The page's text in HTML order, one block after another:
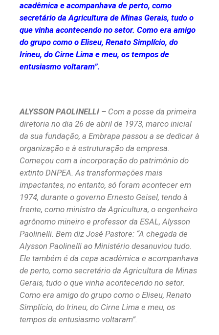
acadêmica e acompanhava de perto, como
secretário da Agricultura de Minas Gerais, tudo o
que vinha acontecendo no setor. Como era amigo
do grupo como o Eliseu, Renato Simplício, do
Irineu, do Cirne Lima e meu, os tempos de
entusiasmo voltaram”.
ALYSSON PAOLINELLI – Com a posse da primeira
diretoria no dia 26 de abril de 1973, marco inicial
da sua fundação, a Embrapa passou a se dedicar à
organização e à estruturação da empresa.
Começou com a incorporação do patrimônio do
extinto DNPEA. As transformações mais
impactantes, no entanto, só foram acontecer em
1974, durante o governo Ernesto Geisel, tendo à
frente, como ministro da Agricultura, o engenheiro
agrônomo mineiro e professor da ESAL, Alysson
Paolinelli. Bem diz José Pastore: “A chegada de
Alysson Paolinelli ao Ministério desanuviou tudo.
Ele também é da cepa acadêmica e acompanhava
de perto, como secretário da Agricultura de Minas
Gerais, tudo o que vinha acontecendo no setor.
Como era amigo do grupo como o Eliseu, Renato
Simplício, do Irineu, do Cirne Lima e meu, os
tempos de entusiasmo voltaram”.